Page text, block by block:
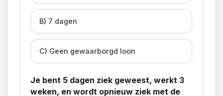
B) 7 dagen
C) Geen gewaarborgd loon
Je bent 5 dagen ziek geweest, werkt 3
weken, en wordt opnieuw ziek met de